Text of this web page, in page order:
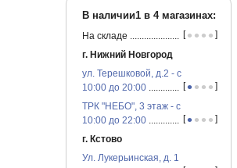
В наличии1 в 4магазинах:
На складе ...............................................
[•••• ]
г. Нижний Новгород
ул. Терешковой, д.2 - с
10:00 до 20:00
[•••• ]
ТРК "НЕБО", 3 этаж - с
10:00 до 22:00
[•••• ]
г. Кстово
Ул. Лукерьинская, д. 1